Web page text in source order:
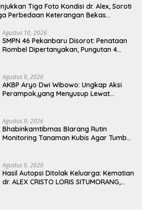
Tiga Foto Kondisi dr. Alex, Soroti
Perbedaan Keterangan Bekas
Agustus 10, 2026
SMPN 46 Pekanbaru Disorot: Penataan
Rombel Dipertanyakan, Pungutan 4
Agustus 9, 2026
AKBP Aryo Dwi Wibowo: Ungkap Aksi
Perampok,yang Menyusup Lewat
Agustus 9, 2026
Bhabinkamtibmas Blarang Rutin
Monitoring Tanaman Kubis Agar Tumbuh
Agustus 9, 2026
Hasil Autopsi Ditolak Keluarga: Kematian
dr. ALEX CRISTO LORIS SITUMORANG,